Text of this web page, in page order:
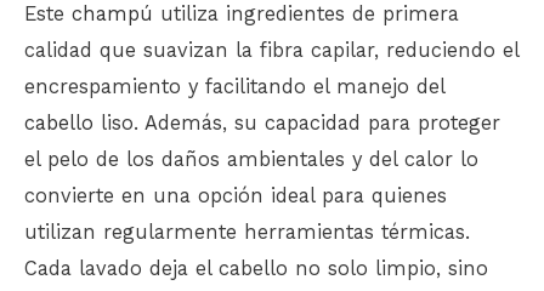
Este champú utiliza ingredientes de primera
calidad que suavizan la fibra capilar, reduciendo el
encrespamiento y facilitando el manejo del
cabello liso. Además, su capacidad para proteger
el pelo de los daños ambientales y del calor lo
convierte en una opción ideal para quienes
utilizan regularmente herramientas térmicas.
Cada lavado deja el cabello no solo limpio, sino